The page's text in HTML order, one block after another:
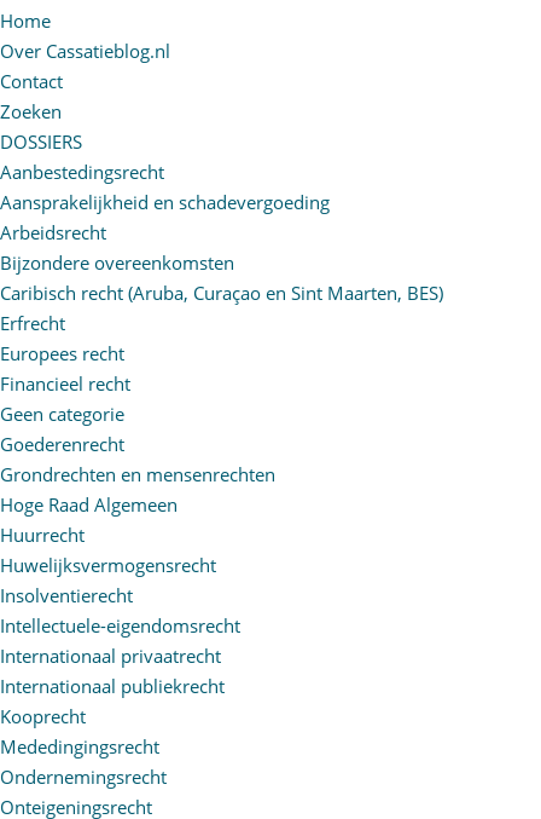
Home
Over Cassatieblog.nl
Contact
Zoeken
DOSSIERS
Aanbestedingsrecht
Aansprakelijkheid en schadevergoeding
Arbeidsrecht
Bijzondere overeenkomsten
Caribisch recht (Aruba, Curaçao en Sint Maarten, BES)
Erfrecht
Europees recht
Financieel recht
Geen categorie
Goederenrecht
Grondrechten en mensenrechten
Hoge Raad Algemeen
Huurrecht
Huwelijksvermogensrecht
Insolventierecht
Intellectuele-eigendomsrecht
Internationaal privaatrecht
Internationaal publiekrecht
Kooprecht
Mededingingsrecht
Ondernemingsrecht
Onteigeningsrecht